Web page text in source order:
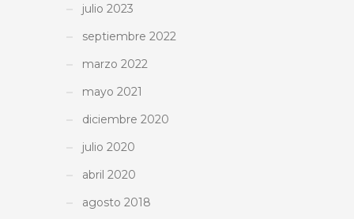
julio 2023
septiembre 2022
marzo 2022
mayo 2021
diciembre 2020
julio 2020
abril 2020
agosto 2018